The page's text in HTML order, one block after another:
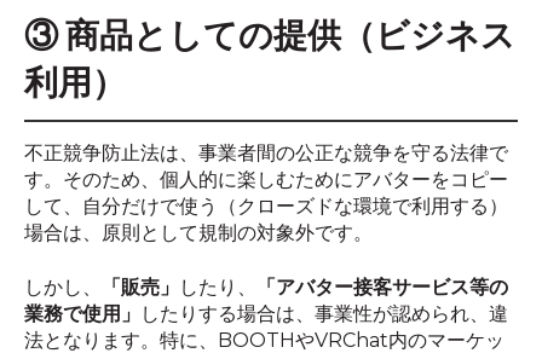
③ 商品としての提供（ビジネス
利用）
不正競争防止法は、事業者間の公正な競争を守る法律で
す。そのため、個人的に楽しむためにアバターをコピー
して、自分だけで使う（クローズドな環境で利用する）
場合は、原則として規制の対象外です。
しかし、 「販売」 したり、
「アバター接客サービス等の
業務で使用」 したりする場合は、事業性が認められ、違
法となります。特に、BOOTHやVRChat内のマーケッ